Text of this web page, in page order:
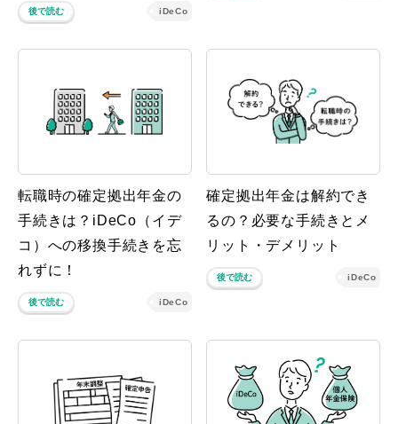
後で読む iDeCo
転職時の確定拠出年金の
手続きは？iDeCo（イデ
コ）への移換手続きを忘
れずに！
後で読む iDeCo
確定拠出年金は解約でき
るの？必要な手続きとメ
リット・デメリット
後で読む iDeCo